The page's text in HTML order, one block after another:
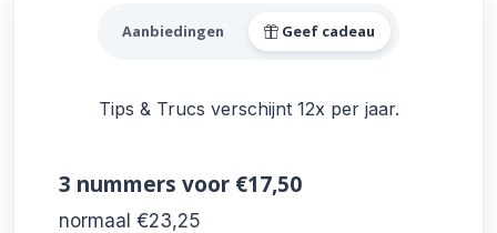
Alle Tips & Trucs
Aanbiedingen Geef cadeau
Tips & Trucs verschijnt 12x per jaar.
3 nummers voor €17,50
normaal €23,25